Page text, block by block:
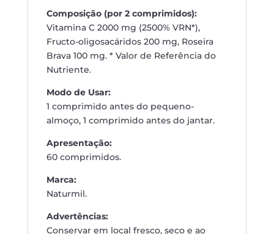
Composição (por 2 comprimidos):
Vitamina C 2000 mg (2500% VRN*),
Fructo-oligosacáridos 200 mg, Roseira
Brava 100 mg. * Valor de Referência do
Nutriente.
Modo de Usar:
1 comprimido antes do pequeno-
almoço, 1 comprimido antes do jantar.
Apresentação:
60 comprimidos.
Marca:
Naturmil.
Advertências:
Conservar em local fresco, seco e ao